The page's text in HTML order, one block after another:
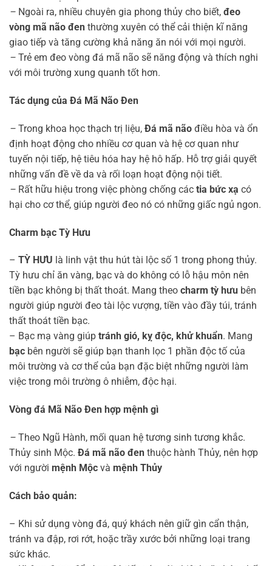
– Ngoài ra, nhiều chuyên gia phong thủy cho biết, đeo
vòng mã não đen thường xuyên có thể cải thiện kĩ năng
giao tiếp và tăng cường khả năng ăn nói với mọi người.
– Trẻ em đeo vòng đá mã não sẽ năng động và thích nghi
với môi trường xung quanh tốt hơn.
Tác dụng của Đá Mã Não Đen
– Trong khoa học thạch trị liệu, Đá mã não điều hòa và ổn
định hoạt động cho nhiều cơ quan và hệ cơ quan như
tuyến nội tiếp, hệ tiêu hóa hay hệ hô hấp. Hỗ trợ giải quyết
những vấn đề về da và rối loạn hoạt động nội tiết.
– Rất hữu hiệu trong việc phòng chống các tia bức xạ có
hại cho cơ thể, giúp người đeo nó có những giấc ngủ ngon.
Charm bạc Tỳ Hưu
– TỲ HƯU là linh vật thu hút tài lộc số 1 trong phong thủy.
Tỳ hưu chỉ ăn vàng, bạc và do không có lỗ hậu môn nên
tiền bạc không bị thất thoát. Mang theo charm tỳ hưu bên
người giúp người đeo tài lộc vượng, tiền vào đầy túi, tránh
thất thoát tiền bạc.
– Bạc mạ vàng giúp tránh gió, kỵ độc, khử khuẩn. Mang
bạc bên người sẽ giúp bạn thanh lọc 1 phần độc tố của
môi trường và cơ thể của bạn đặc biệt những người làm
việc trong môi trường ô nhiễm, độc hại.
Vòng đá Mã Não Đen hợp mệnh gì
– Theo Ngũ Hành, mối quan hệ tương sinh tương khắc.
Thủy sinh Mộc. Đá mã não đen thuộc hành Thủy, nên hợp
với người mệnh Mộc và mệnh Thủy
Cách bảo quản:
– Khi sử dụng vòng đá, quý khách nên giữ gìn cẩn thận,
tránh va đập, rơi rớt, hoặc trầy xước bởi những loại trang
sức khác.